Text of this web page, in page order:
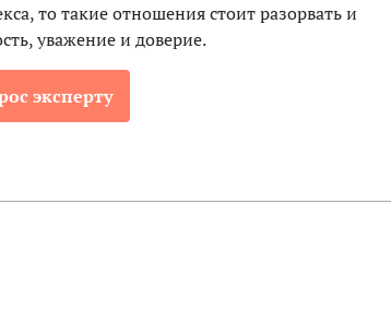
то такие отношения стоит разорвать и
уважение и доверие.
эксперту